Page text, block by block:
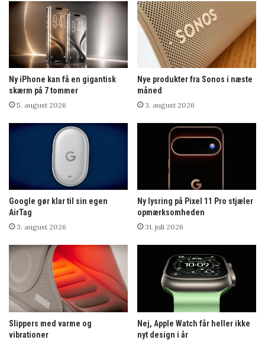
Ny iPhone kan få en gigantisk
skærm på 7 tommer
5. august 2026
Nye produkter fra Sonos i næste
måned
3. august 2026
Google gør klar til sin egen
AirTag
3. august 2026
Ny lysring på Pixel 11 Pro stjæler
opmærksomheden
31. juli 2026
Slippers med varme og
vibrationer
Nej, Apple Watch får heller ikke
nyt design i år